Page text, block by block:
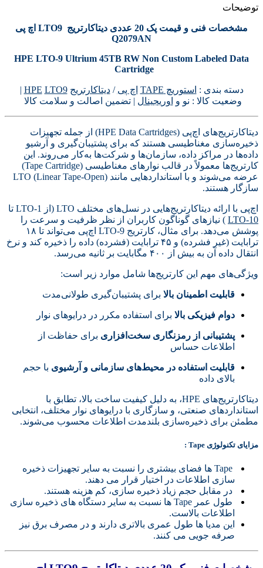
توضیحات
مشخصات فنی و قیمت پک 20 عددی دیتاکارتریج LTO9 اچ پی
Q2079AN
HPE LTO‑9 Ultrium 45TB RW Non Custom Labeled Data
Cartridge
دسته بندی : استوریچ TAPE اچ پی /دیتاکارتریج HPE LTO9
|
وضعیت کالا : نو و اوریجینال | تضمین اصالت و سلامت کالا
دیتاکارتریج‌های اچ‌پی (HPE Data Cartridges) از جمله تجهیزات
ذخیره‌سازی مغناطیسی هستند که برای پشتیبان‌گیری و آرشیو
داده‌ها در مراکز داده، سازمان‌ها و شرکت‌ها به‌کار می‌روند. این
کارتریج‌ها معمولاً در قالب نوارهای مغناطیسی (Tape Cartridge)
عرضه می‌شوند و با استانداردهایی مانند LTO (Linear Tape-Open)
سازگار هستند.
اچ‌پی با ارائه دیتاکارتریج‌هایی در نسل‌های مختلف LTO (از LTO-1 تا
LTO-10 ) نیازهای گوناگون کاربران از نظر ظرفیت و سرعت را
پوشش می‌دهد. برای مثال، کارتریج LTO-9 اچ‌پی می‌تواند تا ۱۸
ترابایت (غیر فشرده) و ۴۵ ترابایت (فشرده) داده را ذخیره کند و نرخ
انتقال داده آن به بیش از ۴۰۰ مگابایت بر ثانیه می‌رسد.
ویژگی‌های مهم این کارتریج‌ها شامل موارد زیر است:
قابلیت اطمینان بالا برای پشتیبان‌گیری طولانی‌مدت
دوام فیزیکی بالا برای استفاده مکرر در درایوهای نوار
پشتیبانی از رمزنگاری سخت‌افزاری برای حفاظت از
اطلاعات حساس
قابلیت استفاده در محیط‌های سازمانی و آرشیوی با حجم
بالای داده
دیتاکارتریج‌های HPE، به دلیل کیفیت ساخت بالا، تطابق با
استانداردهای صنعتی، و سازگاری با درایوهای نوار مختلف، انتخابی
مطمئن برای ذخیره‌سازی بلندمدت اطلاعات محسوب می‌شوند.
مزایای تکنولوژی Tape :
Tape ها فضای بیشتری را نسبت به سایر تجهیزات ذخیره
سازی اطلاعات در اختیار قرار می دهند.
در مقابل حجم زیاد ذخیره سازی، کم هزینه هستند.
طول عمر Tape ها نسبت به سایر دستگاه های ذخیره سازی
اطلاعات بالاست.
این مدیا ها طول عمری بالاتری دارند و در مصرف برق نیز
صرفه جویی می کنند.